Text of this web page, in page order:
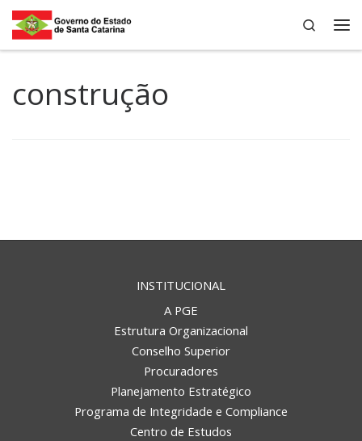
Skip to content
Search
construção
INSTITUCIONAL
A PGE
Estrutura Organizacional
Conselho Superior
Procuradores
Planejamento Estratégico
Programa de Integridade e Compliance
Centro de Estudos